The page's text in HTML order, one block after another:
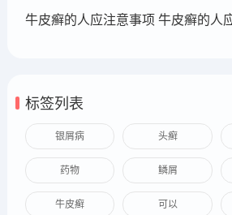
牛皮癣的人应注意事项 牛皮癣的人
标签列表
银屑病 头癣
药物 鳞屑
牛皮癣 可以